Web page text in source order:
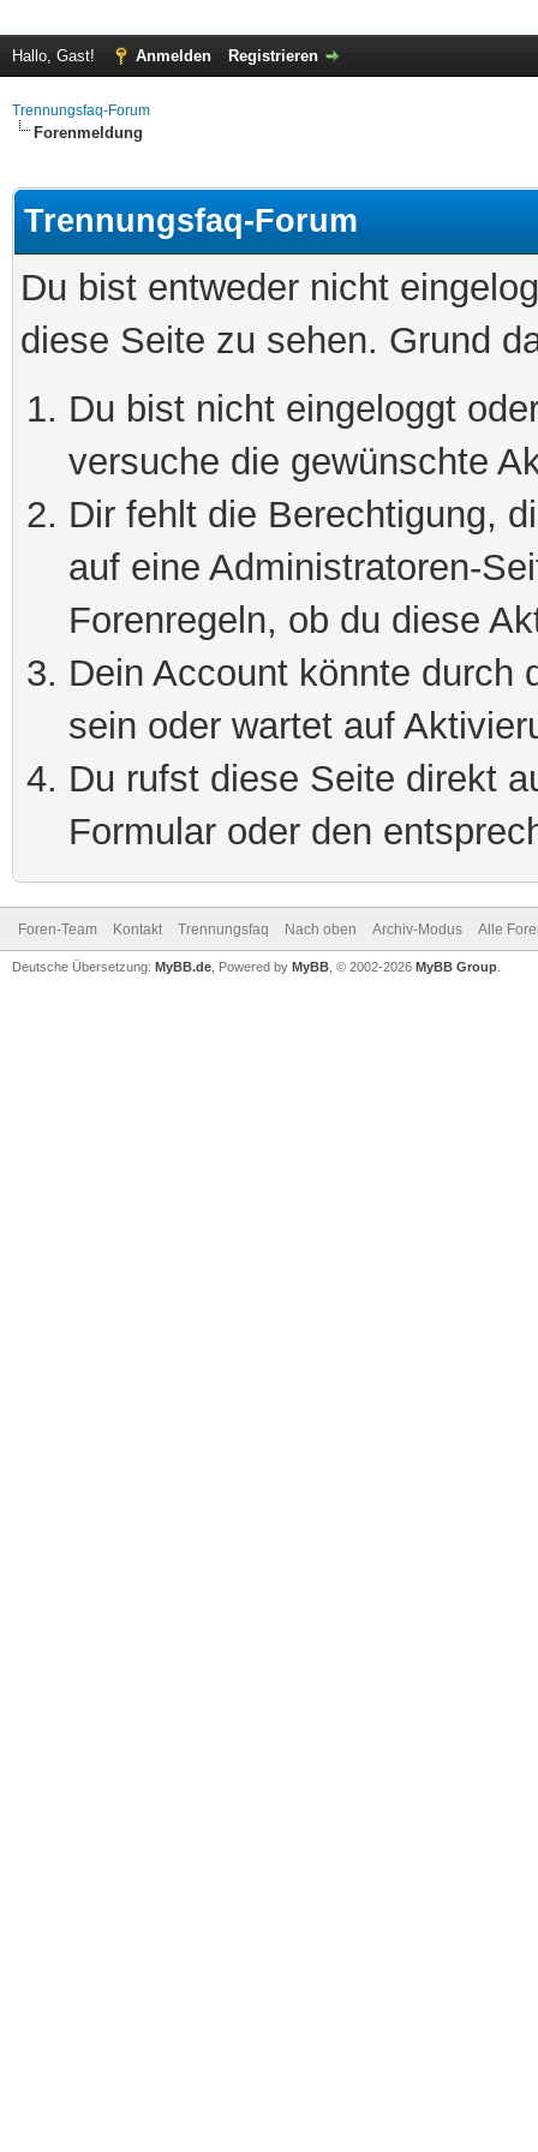
Hallo, Gast! Anmelden Registrieren
Trennungsfaq-Forum
Forenmeldung
Trennungsfaq-Forum
Du bist entweder nicht
diese Seite zu sehen. Grund
Du bist nicht eingeloggt
versuche die gewünschte
Dir fehlt die Berechtigung,
auf eine Administratoren-
Forenregeln, ob du diese
Dein Account könnte durch
sein oder wartet auf
Du rufst diese Seite direkt
Formular oder den
Foren-Team Kontakt Trennungsfaq Nach oben Archiv-Modus Alle
Deutsche Übersetzung: MyBB.de , Powered by MyBB , © 2002-2026 MyBB Group